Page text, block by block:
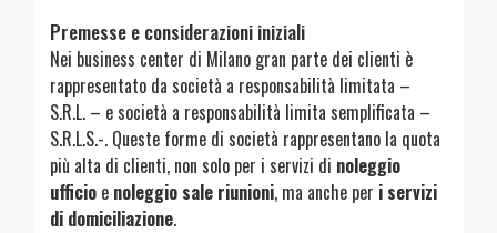
Premesse e considerazioni iniziali
Nei business center di Milano gran parte dei clienti è
rappresentato da società a responsabilità limitata –
S.R.L. – e società a responsabilità limita semplificata –
S.R.L.S.-. Queste forme di società rappresentano la quota
più alta di clienti, non solo per i servizi di noleggio
ufficio e noleggio sale riunioni, ma anche per i servizi
di domiciliazione.